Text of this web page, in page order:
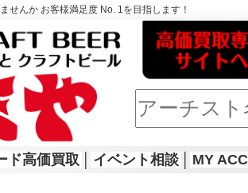
せんか お客様満足度 No. 1を目指します！
ド高価買取 イベント相談 MY